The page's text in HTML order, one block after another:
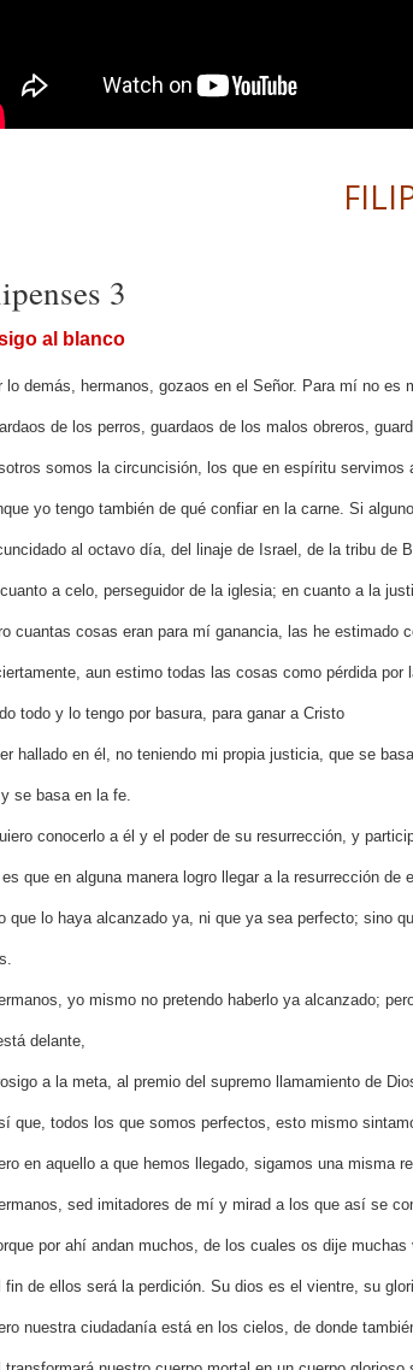
3
al blanco
lo demás, hermanos, gozaos en el Señor. Para mí no
de los perros, guardaos de los malos obreros,
somos la circuncisión, los que en espíritu
yo tengo también de qué confiar en la carne. Si
al octavo día, del linaje de Israel, de la tribu de
a celo, perseguidor de la iglesia; en cuanto a la
cuantas cosas eran para mí ganancia, las he estimado
aun estimo todas las cosas como pérdida
todo y lo tengo por basura, para ganar a Cristo
hallado en él, no teniendo mi propia justicia, que se
se basa en la fe.
conocerlo a él y el poder de su resurrección, y
que en alguna manera logro llegar a la resurrección de
que lo haya alcanzado ya, ni que ya sea perfecto; sino
yo mismo no pretendo haberlo ya alcanzado;
delante,
a la meta, al premio del supremo llamamiento de
que, todos los que somos perfectos, esto mismo
en aquello a que hemos llegado, sigamos una misma
sed imitadores de mí y mirad a los que así se
por ahí andan muchos, de los cuales os dije
fin de ellos será la perdición. Su dios es el vientre, su
nuestra ciudadanía está en los cielos, de donde